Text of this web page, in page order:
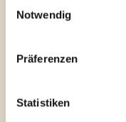
Notwendig
Präferenzen
Statistiken
Wie
in Beisein einer